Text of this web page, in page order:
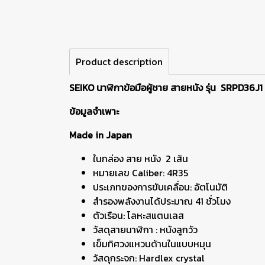
Product description
SEIKO นาฬิกาข้อมือผู้ชาย สายหนัง รุ่น
ข้อมูลจำเพาะ
Made in Japan
ในกล่อง สาย หนัง 2 เส้น
หมายเลข Caliber: 4R35
ประเภทของการขับเคลื่อน: อัตโนมัติ
สำรองพลังงานได้ประมาณ 41 ชั่วโมง
ตัวเรือน: โลหะสแตนเลส
วัสดุสายนาฬิกา : หนังลูกวัว
เข็มทิศวงแหวนด้านในแบบหมุน
วัสดุกระจก: Hardlex crystal